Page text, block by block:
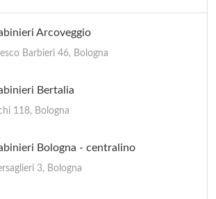
Arcoveggio
Barbieri 46, Bologna
Bertalia
118, Bologna
Bologna - centralino
3, Bologna